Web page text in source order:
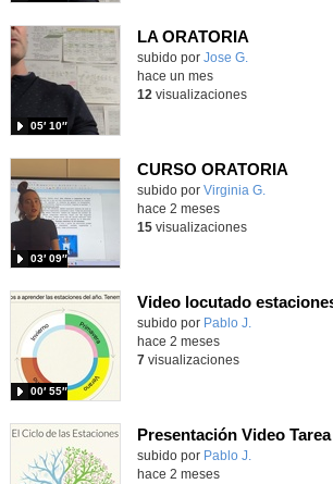
LA ORATORIA
Contenido educativo.
subido por Jose G.
05′ 10″
hace un mes
12 visualizaciones
CURSO ORATORIA
Contenido educativo.
subido por Virginia G.
03′ 09″
hace 2 meses
15visualizaciones
Video locutado
Contenido educativo.
subido por Pablo J.
00′ 55″
hace 2 meses
7visualizaciones
Presentación Video Tarea
Contenido educativo.
subido por Pablo J.
hace 2 meses